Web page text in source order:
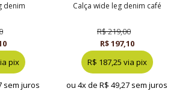
denim
pix
sem juros
calça wide leg denim café
R$ 219,00
R$ 197,10
R$ 187,25 via pix
ou 4x de R$ 49,27 sem juros